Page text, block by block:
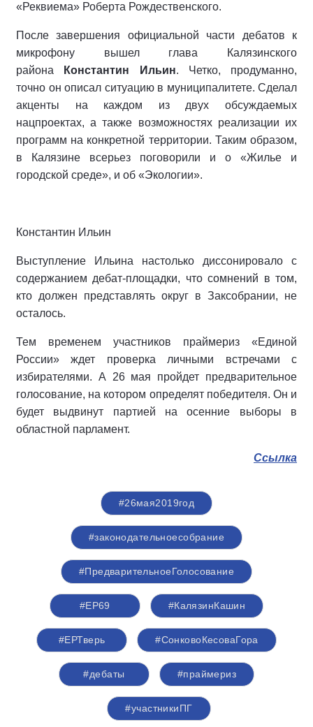
«Реквиема» Роберта Рождественского.
После завершения официальной части дебатов к
микрофону вышел глава Калязинского
района
Константин Ильин. Четко, продуманно,
точно он описал ситуацию в муниципалитете. Сделал
акценты на каждом из двух обсуждаемых
нацпроектах, а также возможностях реализации их
программ на конкретной территории. Таким образом,
в Калязине всерьез поговорили и о «Жилье и
городской среде», и об «Экологии».
Константин Ильин
Выступление Ильина настолько диссонировало с
содержанием дебат-площадки, что сомнений в том,
кто должен представлять округ в Заксобрании, не
осталось.
Тем временем участников праймериз «Единой
России» ждет проверка личными встречами с
избирателями. А 26 мая пройдет предварительное
голосование, на котором определят победителя. Он и
будет выдвинут партией на осенние выборы в
областной парламент.
Ссылка
#26мая2019год
#законодательноесобрание
#ПредварительноеГолосование
#ЕР69 #КалязинКашин
#ЕРТверь #СонковоКесоваГора
#дебаты #праймериз
#участникиПГ